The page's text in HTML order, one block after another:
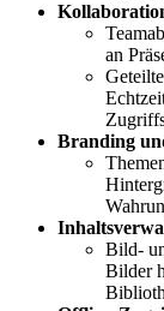
an
Branding
Bild-
Bilder